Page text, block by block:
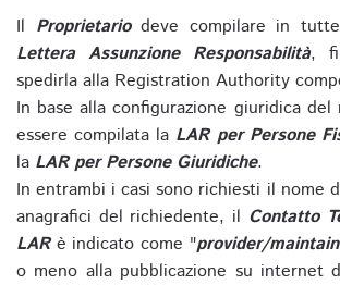
Il Proprietariodeve compilare in
Lettera Assunzione Responsabilità,
spedirla alla Registration Authority
In base alla configurazione giuridica
essere compilata la LAR per Persone
la LAR per Persone Giuridiche.
In entrambi i casi sono richiesti il nome
anagrafici del richiedente, il Contatto
LARè indicato come "provider/
o meno alla pubblicazione su internet